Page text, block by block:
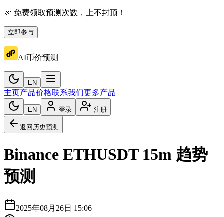
🎉 免费领取预测次数，上不封顶！
立即参与
AI币价预测
EN
主页产品价格联系我们更多产品
EN 登录 注册
返回历史预测
Binance ETHUSDT 15m 趋势
预测
2025年08月26日 15:06